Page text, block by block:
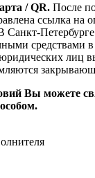
/ QR. После
ссылка на
Санкт-
средствами
лиц
Вы можете